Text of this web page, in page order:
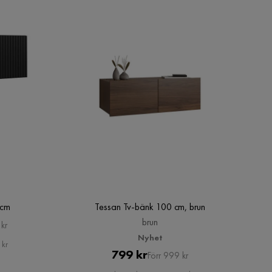
Tessan Tv-bänk 100 cm, brun
brun
Nyhet
Pris
799 krOriginal
Förr 999 kr